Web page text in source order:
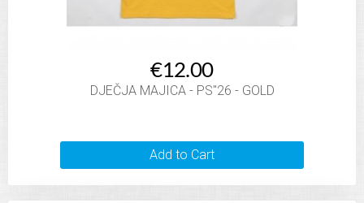
€12.00
DJEČJA MAJICA - PS"26 - GOLD
Add to Cart